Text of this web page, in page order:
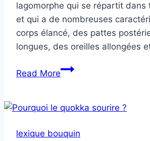
lagomorphe qui se répartit dans
et qui a de nombreuses
corps élancé, des pattes
longues, des oreilles allongées
Read MoreQuel
nom
la
lexique bouquin